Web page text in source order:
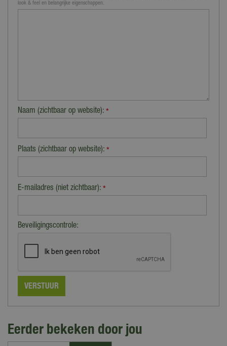
look & feel en belangrijke eigenschappen.
Naam (zichtbaar op website): *
Plaats (zichtbaar op website): *
E-mailadres (niet zichtbaar): *
Beveiligingscontrole:
Eerder bekeken door jou